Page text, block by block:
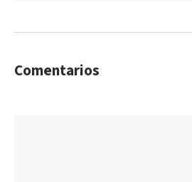
Comentarios